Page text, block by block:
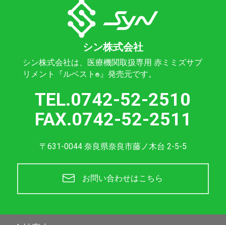
シン株式会社
シン株式会社は、医療機関取扱専用 赤ミミズサプ
リメント『ルベスト ® 』発売元です。
TEL.0742-52-2510
FAX.0742-52-2511
〒631-0044 奈良県奈良市藤ノ木台 2-5-5
お問い合わせはこちら